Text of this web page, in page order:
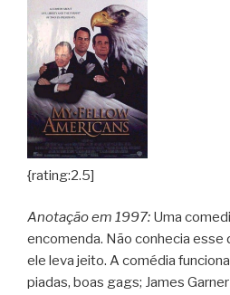
{rating:2.5]
Anotação em 1997: Uma
encomenda. Não conhecia esse
ele leva jeito. A comédia
piadas, boas gags; James